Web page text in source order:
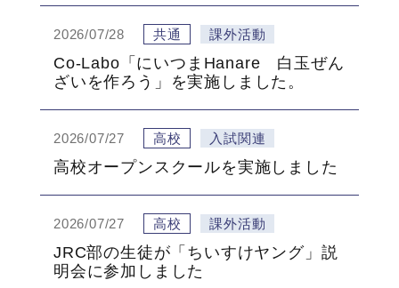
2026/07/28 共通 課外活動
Co-Labo「にいつまHanare 白玉ぜん
ざいを作ろう」を実施しました。
2026/07/27 高校 入試関連
高校オープンスクールを実施しました
2026/07/27 高校 課外活動
JRC部の生徒が「ちいすけヤング」説
明会に参加しました